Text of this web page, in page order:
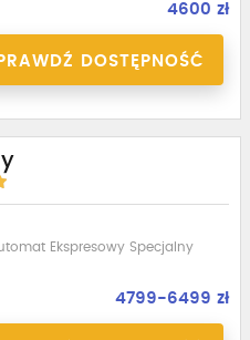
4600 zł
DOSTĘPNOŚĆ
Ekspresowy Specjalny
4799-6499 zł